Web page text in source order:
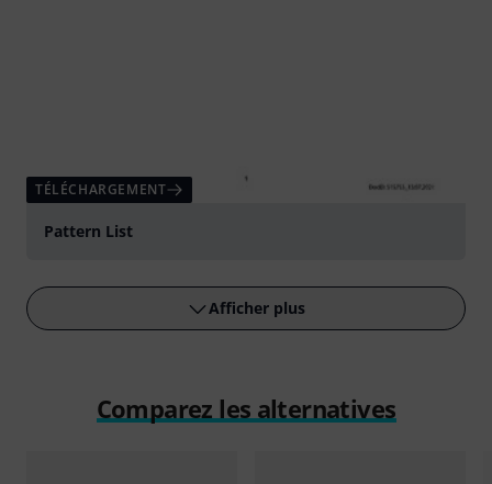
TÉLÉCHARGEMENT
Pattern List
Afficher plus
Comparez les alternatives